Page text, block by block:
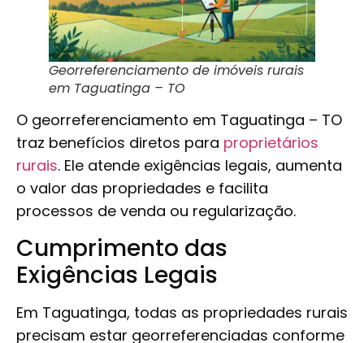
Georreferenciamento de imóveis rurais
em Taguatinga – TO
O georreferenciamento em Taguatinga – TO
traz benefícios diretos para proprietários
rurais. Ele atende exigências legais, aumenta
o valor das propriedades e facilita
processos de venda ou regularização.
Cumprimento das
Exigências Legais
Em Taguatinga, todas as propriedades rurais
precisam estar georreferenciadas conforme